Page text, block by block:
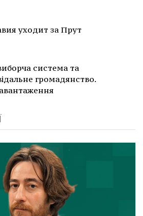
уходит за Прут
система та
громадянство.